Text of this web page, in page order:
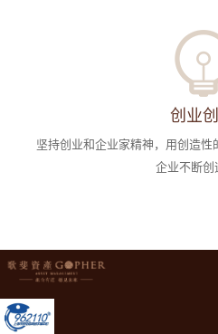
创业
坚持创业和企业家精神，用创造
企业不断创